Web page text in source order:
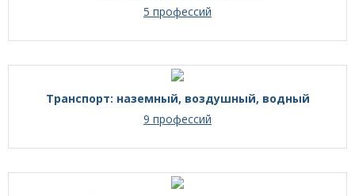
5 профессий
Транспорт: наземный, воздушный, водный
9 профессий